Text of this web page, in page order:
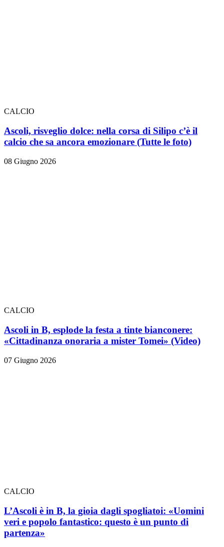
CALCIO
Ascoli, risveglio dolce: nella corsa di Silipo c’è il
calcio che sa ancora emozionare (Tutte le foto)
08 Giugno 2026
CALCIO
Ascoli in B, esplode la festa a tinte bianconere:
«Cittadinanza onoraria a mister Tomei» (Video)
07 Giugno 2026
CALCIO
L’Ascoli è in B, la gioia dagli spogliatoi: «Uomini
veri e popolo fantastico: questo è un punto di
partenza»